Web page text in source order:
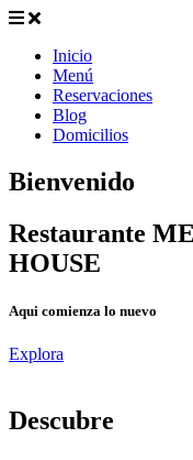
Inicio
Menú
Reservaciones
Blog
Domicilios
Bienvenido
Restaurante
HOUSE
Aqui comienza lo nuevo
Explora
Descubre